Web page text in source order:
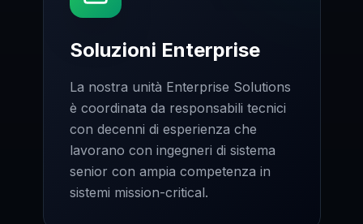
Soluzioni Enterprise
La nostra unità Enterprise Solutions
è coordinata da responsabili tecnici
con decenni di esperienza che
lavorano con ingegneri di sistema
senior con ampia competenza in
sistemi mission-critical.